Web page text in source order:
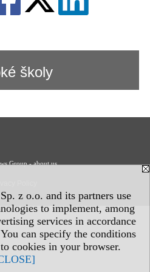
z o.o. and its partners use
to implement, among
services in accordance
can specify the conditions
cookies in your browser.
školy
Group - about us